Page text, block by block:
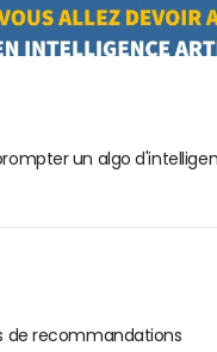
un algo
de recommandations